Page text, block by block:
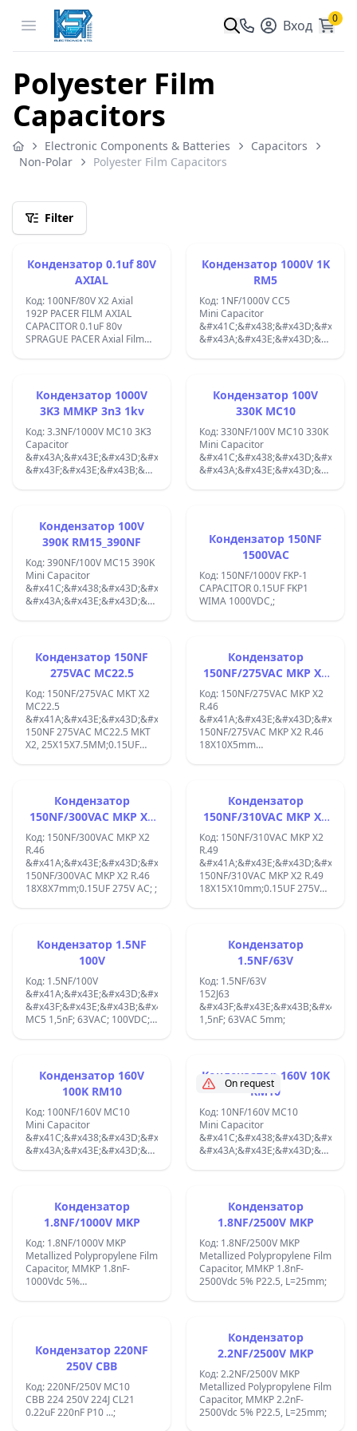
Open menu Вход 0
Polyester Film
Capacitors
Electronic Components & Batteries
Capacitors
Non-Polar
Polyester Film Capacitors
Filter
Кондензатор 0.1uf 80V
AXIAL
Код: 100NF/80V X2 Axial
192P PACER FILM AXIAL
CAPACITOR 0.1uF 80v
SPRAGUE PACER Axial Film
Кондензатор 1000V 1K
RM5
Код: 1NF/1000V CC5
Mini Capacitor
&#x41C;&#x438;&#x43D;&#x438;
Кондензатор 1000V
3K3 MMKP 3n3 1kv
Код: 3.3NF/1000V MC10 3K3
Capacitor
Кондензатор 100V
330K MC10
Код: 330NF/100V MC10 330K
Mini Capacitor
&#x41C;&#x438;&#x43D;&#x438;
Кондензатор 100V
390K RM15_390NF
Код: 390NF/100V MC15 390K
Mini Capacitor
&#x41C;&#x438;&#x43D;&#x438;
Кондензатор 150NF
1500VAC
Код: 150NF/1000V FKP-1
CAPACITOR 0.15UF FKP1
WIMA 1000VDC,;
Кондензатор 150NF
275VAC MC22.5
Код: 150NF/275VAC MKT X2
MC22.5
150NF 275VAC MC22.5 MKT
X2, 25X15X7.5MM;0.15UF
Кондензатор
150NF/275VAC MKP X2
R.46 0.15UF 275VAC
Код: 150NF/275VAC MKP X2
R.46
150NF/275VAC MKP X2 R.46
18X10X5mm
Кондензатор
150NF/300VAC MKP X2
R.46 0.15UF 275VAC
Код: 150NF/300VAC MKP X2
R.46
150NF/300VAC MKP X2 R.46
18X8X7mm;0.15UF 275V AC; ;
Кондензатор
150NF/310VAC MKP X2
R.49 0.15UF 275VAC
Код: 150NF/310VAC MKP X2
R.49
150NF/310VAC MKP X2 R.49
18X15X10mm;0.15UF 275V
Кондензатор 1.5NF
100V
Код: 1.5NF/100V
MC5 1,5nF; 63VAC; 100VDC;
Кондензатор
1.5NF/63V
Код: 1.5NF/63V
152J63
1,5nF; 63VAC 5mm;
Кондензатор 160V
100K RM10
Код: 100NF/160V MC10
Mini Capacitor
&#x41C;&#x438;&#x43D;&#x438;
On request
Кондензатор 160V 10K
RM10
Код: 10NF/160V MC10
Mini Capacitor
&#x41C;&#x438;&#x43D;&#x438;
Кондензатор
1.8NF/1000V MKP
Код: 1.8NF/1000V MKP
Metallized Polypropylene Film
Capacitor, MMKP 1.8nF-
1000Vdc 5%
Кондензатор
1.8NF/2500V MKP
Код: 1.8NF/2500V MKP
Metallized Polypropylene Film
Capacitor, MMKP 1.8nF-
2500Vdc 5% P22.5, L=25mm;
Кондензатор 220NF
250V CBB
Код: 220NF/250V MC10
CBB 224 250V 224J CL21
0.22uF 220nF P10 ...;
Кондензатор
2.2NF/2500V MKP
Код: 2.2NF/2500V MKP
Metallized Polypropylene Film
Capacitor, MMKP 2.2nF-
2500Vdc 5% P22.5, L=25mm;